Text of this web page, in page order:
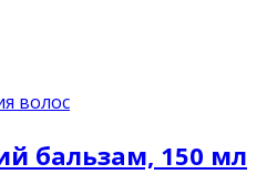
волос
бальзам, 150 мл